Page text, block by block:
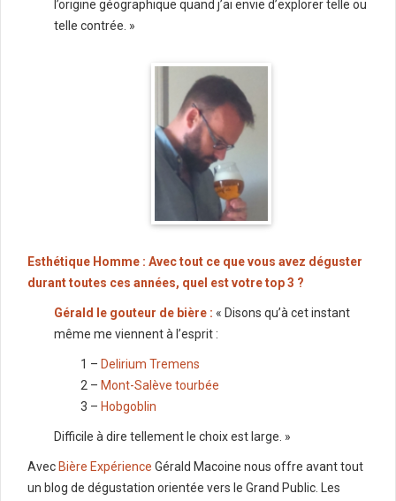
l’origine géographique quand j’ai envie d’explorer telle ou
telle contrée. »
Esthétique Homme : Avec tout ce que vous avez déguster
durant toutes ces années, quel est votre top 3 ?
Gérald le gouteur de bière : « Disons qu’à cet instant
même me viennent à l’esprit :
1 – Delirium Tremens
2 – Mont-Salève tourbée
3 – Hobgoblin
Difficile à dire tellement le choix est large. »
Avec Bière Expérience Gérald Macoine nous offre avant tout
un blog de dégustation orientée vers le Grand Public. Les